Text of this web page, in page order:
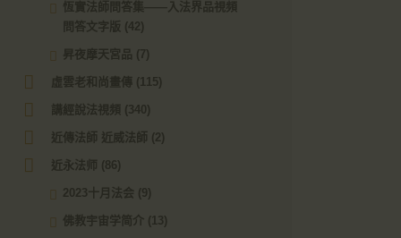
恆實法師問答集——入法界品視頻
問答文字版 (42)
昇夜摩天宮品 (7)
虛雲老和尚畫傳 (115)
講經說法視頻 (340)
近傳法師 近威法師 (2)
近永法师 (86)
2023十月法会 (9)
佛教宇宙学简介 (13)